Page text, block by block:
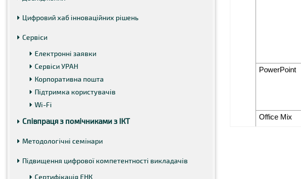
Цифровий хаб інноваційних рішень
Сервіси
Електронні заявки
Сервіси УРАН
Корпоративна пошта
Підтримка користувачів
Wi-Fi
Співпраця з помічниками з ІКТ
Методологічні семінари
Підвищення цифрової компетентності викладачів
Сертифікація ЕНК